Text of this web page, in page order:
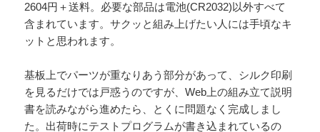
2604円＋送料。必要な部品は電池(CR2032)以外すべて
含まれています。サクッと組み上げたい人には手頃なキ
ットと思われます。
基板上でパーツが重なりあう部分があって、シルク印刷
を見るだけでは戸惑うのですが、Web上の組み立て説明
書を読みながら進めたら、とくに問題なく完成しまし
た。出荷時にテストプログラムが書き込まれているの